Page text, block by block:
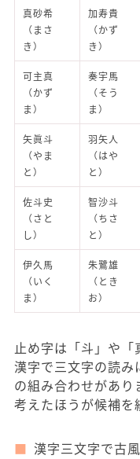
真砂希
（まさ
き）
加寿貴
（かず
き）
可主真
（かず
ま）
奏宇馬
（そう
ま）
矢眞斗
（やま
と）
羽矢人
（はや
と）
佐斗史
（さと
し）
智沙斗
（ちさ
と）
伊久馬
（いく
ま）
朱鷺雄
（とき
お）
止め字は「斗」や「
漢字で三文字の読み
の組み合わせがあり
考えたほうが候補を
漢字三文字で古